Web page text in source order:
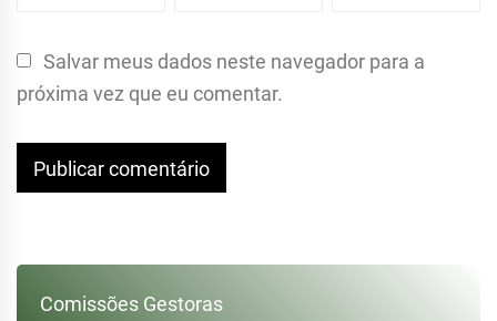
Salvar meus dados neste navegador para a
próxima vez que eu comentar.
Comissões Gestoras